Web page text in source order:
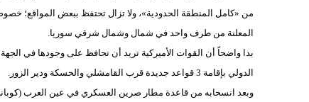
من «كامل المنطقة الحدودية»، ولا تزال تحتفظ ببعض المواقع؛
المعلنة من طرف واحد في شمال وشمال شرقي سوريا.
بدا واضحاً أن القوات الأميركية تريد أن تحافظ على وجودها في
الدولي بإقامة 3 قواعد جديدة قرب القامشلي والحسكة ودير الزور.
وبعد انسحابه من قاعدة مطار صرين العسكري في عين العرب